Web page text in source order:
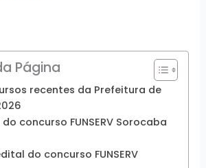
Página
recentes da Prefeitura de
concurso FUNSERV Sorocaba
do concurso FUNSERV